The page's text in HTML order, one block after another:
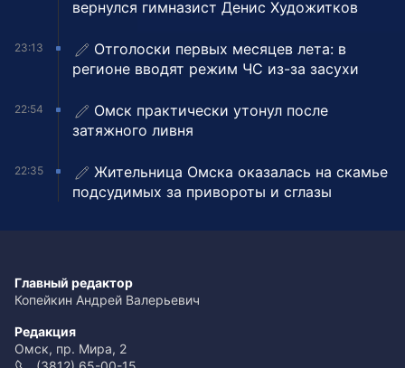
вернулся гимназист Денис Художитков
23:13
Отголоски первых месяцев лета: в
регионе вводят режим ЧС из-за засухи
22:54
Омск практически утонул после
затяжного ливня
22:35
Жительница Омска оказалась на скамье
подсудимых за привороты и сглазы
Главный редактор
Копейкин Андрей Валерьевич
Редакция
Омск, пр. Мира, 2